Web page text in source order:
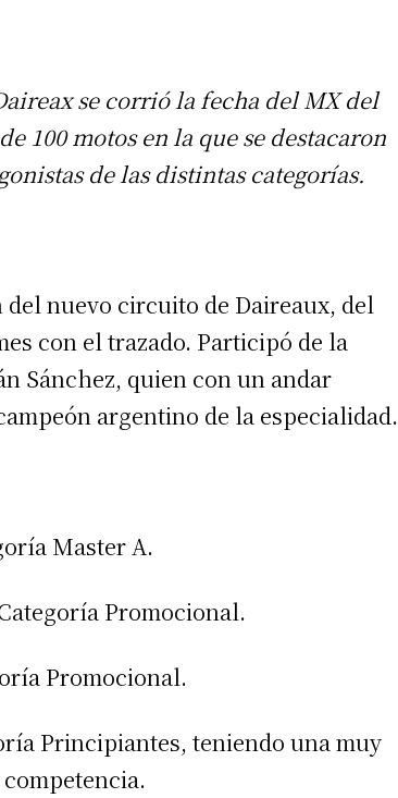
se corrió la fecha del MX del
100 motos en la que se destacaron
de las distintas categorías.
nuevo circuito de Daireaux, del
con el trazado. Participó de la
Sánchez, quien con un andar
argentino de la especialidad.
Master A.
Promocional.
Promocional.
Principiantes, teniendo una muy